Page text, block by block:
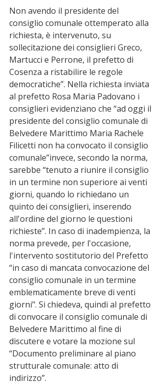
Non avendo il presidente del
consiglio comunale ottemperato alla
richiesta, è intervenuto, su
sollecitazione dei consiglieri Greco,
Martucci e Perrone, il prefetto di
Cosenza a ristabilire le regole
democratiche”. Nella richiesta inviata
al prefetto Rosa Maria Padovano i
consiglieri evidenziano che “ad oggi il
presidente del consiglio comunale di
Belvedere Marittimo Maria Rachele
Filicetti non ha convocato il consiglio
comunale”invece, secondo la norma,
sarebbe “tenuto a riunire il consiglio
in un termine non superiore ai venti
giorni, quando lo richiedano un
quinto dei consiglieri, inserendo
all'ordine del giorno le questioni
richieste”. In caso di inadempienza, la
norma prevede, per l'occasione,
l'intervento sostitutorio del Prefetto
“in caso di mancata convocazione del
consiglio comunale in un termine
emblematicamente breve di venti
giorni". Si chiedeva, quindi al prefetto
di convocare il consiglio comunale di
Belvedere Marittimo al fine di
discutere e votare la mozione sul
“Documento preliminare al piano
strutturale comunale: atto di
indirizzo”.